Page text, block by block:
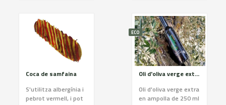
mantega de cacau,
emulgent: lecitina de
soja), nous, coco i sal.
Al·lèrgens: Farina de
blat, mantega,
ametlla, ou, soja i
nous. CONTÉ GLUTEN.
Pot contenir traces
de fruits de closca i
soja.
Coca de samfaina
S'utilitza albergínia i
pebrot vermell, i pot
ECO
Oli d'oliva verge extra categoría Premium OLIGAMI
Oli d'oliva verge extra
en ampolla de 250 ml